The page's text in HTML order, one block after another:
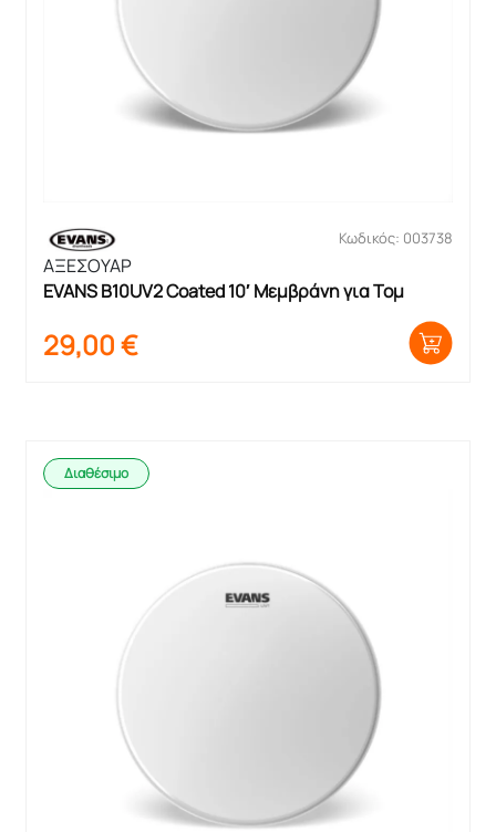
Κωδικός: 003738
ΑΞΕΣΟΥΑΡ
EVANS B10UV2 Coated 10′ Μεμβράνη για Τομ
29,00€
Διαθέσιμο